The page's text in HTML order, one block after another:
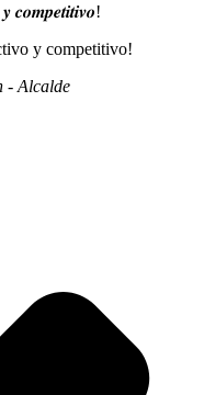
𝒄𝒐𝒎𝒑𝒆𝒕𝒊𝒕𝒊𝒗𝒐!
y competitivo!
- Alcalde